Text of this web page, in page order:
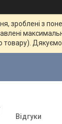
з
товару).
Відгуки